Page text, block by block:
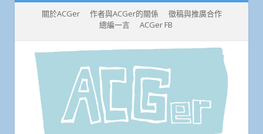
關於ACGer 作者與ACGer的關係
徵稿與推廣合作
總編一言
ACGer FB